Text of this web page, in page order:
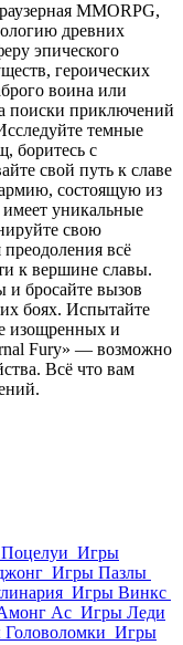
MMORPG,
древних
эпического
героических
воина или
поиски приключений
темные
боритесь с
свой путь к славе
состоящую из
уникальные
свою
всё
к вершине славы.
и бросайте вызов
боях. Испытайте
изощренных и
Fury» — возможно
Всё что вам
Игры
Игры Пазлы
Игры Винкс
Ас Игры Леди
Игры